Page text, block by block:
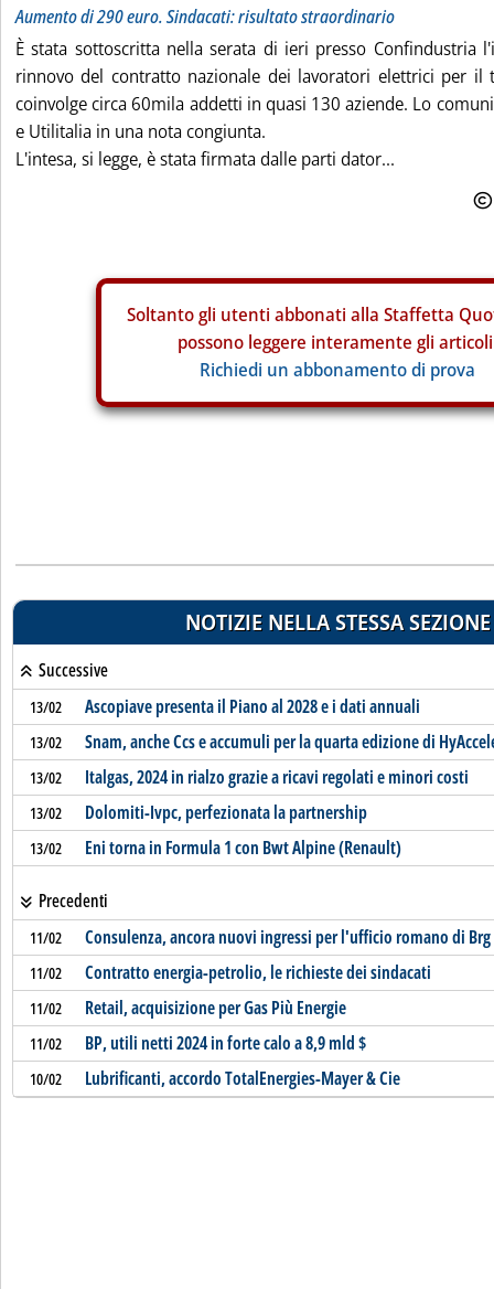
Aumento di 290 euro. Sindacati: risultato straordinario
È stata sottoscritta nella serata di ieri presso Confindustria
rinnovo del contratto nazionale dei lavoratori elettrici per il
coinvolge circa 60mila addetti in quasi 130 aziende. Lo
e Utilitalia in una nota congiunta.
L'intesa, si legge, è stata firmata dalle parti dator...
Soltanto gli utenti abbonati alla Staffetta
possono leggere interamente gli
Richiedi un abbonamento di prova
NOTIZIE NELLA STESSA SEZIONE
Successive
13/02 Ascopiave presenta il Piano al 2028 e i dati annuali
13/02 Snam, anche Ccs e accumuli per la quarta edizione di
13/02 Italgas, 2024 in rialzo grazie a ricavi regolati e minori costi
13/02 Dolomiti-Ivpc, perfezionata la partnership
13/02 Eni torna in Formula 1 con Bwt Alpine (Renault)
Precedenti
11/02 Consulenza, ancora nuovi ingressi per l'ufficio romano di Brg
11/02 Contratto energia-petrolio, le richieste dei sindacati
11/02 Retail, acquisizione per Gas Più Energie
11/02 BP, utili netti 2024 in forte calo a 8,9 mld $
10/02 Lubrificanti, accordo TotalEnergies-Mayer & Cie